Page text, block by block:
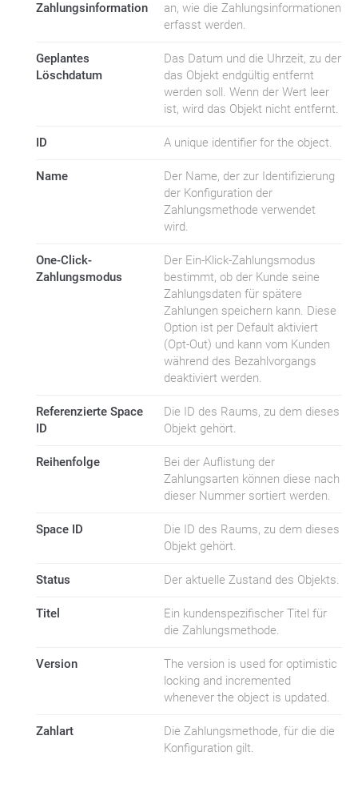
Zahlungsinformation
an, wie die Zahlungsinformationen
erfasst werden.
Geplantes
Löschdatum
Das Datum und die Uhrzeit, zu der
das Objekt endgültig entfernt
werden soll. Wenn der Wert leer
ist, wird das Objekt nicht entfernt.
ID A unique identifier for the object.
Name
Der Name, der zur Identifizierung
der Konfiguration der
Zahlungsmethode verwendet
wird.
One-Click-
Zahlungsmodus
Der Ein-Klick-Zahlungsmodus
bestimmt, ob der Kunde seine
Zahlungsdaten für spätere
Zahlungen speichern kann. Diese
Option ist per Default aktiviert
(Opt-Out) und kann vom Kunden
während des Bezahlvorgangs
deaktiviert werden.
Referenzierte Space
ID
Die ID des Raums, zu dem dieses
Objekt gehört.
Reihenfolge
Bei der Auflistung der
Zahlungsarten können diese nach
dieser Nummer sortiert werden.
Space ID
Die ID des Raums, zu dem dieses
Objekt gehört.
Status Der aktuelle Zustand des Objekts.
Titel
Ein kundenspezifischer Titel für
die Zahlungsmethode.
Version
The version is used for optimistic
locking and incremented
whenever the object is updated.
Zahlart
Die Zahlungsmethode, für die die
Konfiguration gilt.